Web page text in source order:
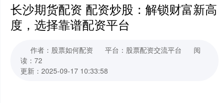
长沙期货配资 配资炒股：解锁财富新高
度，选择靠谱配资平台
作者：股票如何配资 平台：股票配资交流平台
阅
读：72
更新：2025-09-17 10:33:58